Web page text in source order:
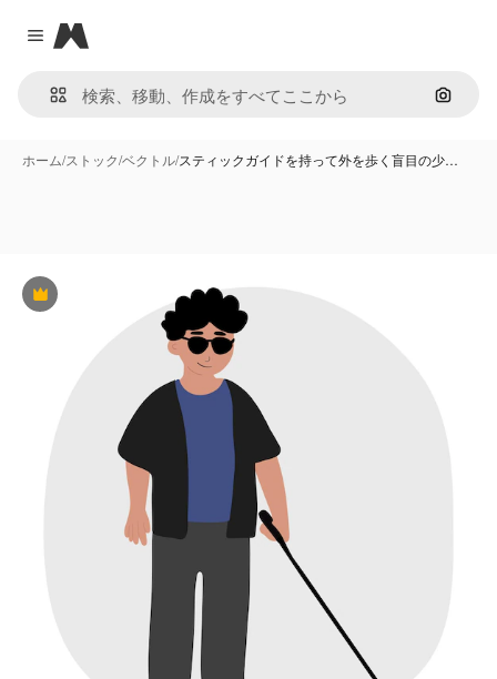
Close menu
Magnific
画像で
ホーム/ストック/ベクトル/スティックガイドを持って外を歩く盲目の少…
Premium